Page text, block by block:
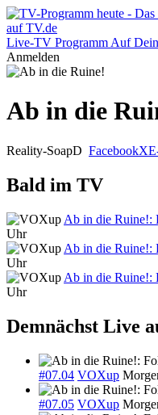
Live-TV Programm Auf
Anmelden
Ab in die
Reality-SoapD FacebookX
Bald im TV
Ab in die Ruine!:
Uhr
Ab in die Ruine!:
Uhr
Ab in die Ruine!:
Uhr
Demnächst Live
#07.04 VOXup
#07.05 VOXup